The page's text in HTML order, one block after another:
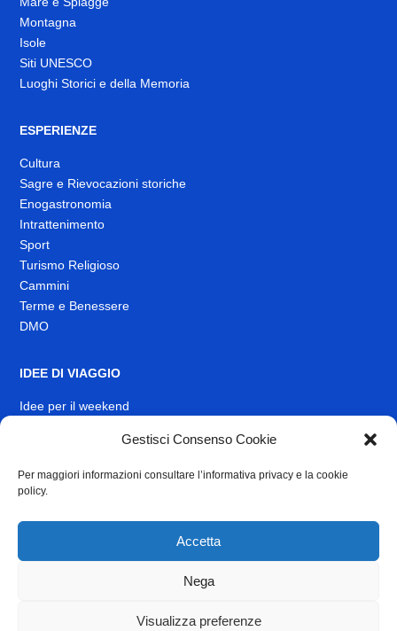
Gestisci Consenso Cookie
Per maggiori informazioni consultare l’informativa privacy e la cookie
policy.
Accetta
Nega
Visualizza preferenze
Montagna
Isole
Siti UNESCO
Luoghi Storici e della Memoria
ESPERIENZE
Cultura
Sagre e Rievocazioni storiche
Enogastronomia
Intrattenimento
Sport
Turismo Religioso
Cammini
Terme e Benessere
DMO
IDEE DI VIAGGIO
Idee per il weekend
INFO
News
Link Utili